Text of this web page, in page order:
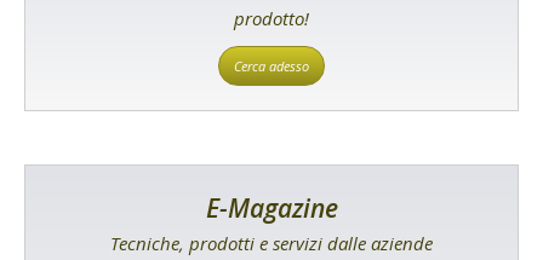
prodotto!
Cerca adesso
E-Magazine
Tecniche, prodotti e servizi dalle aziende